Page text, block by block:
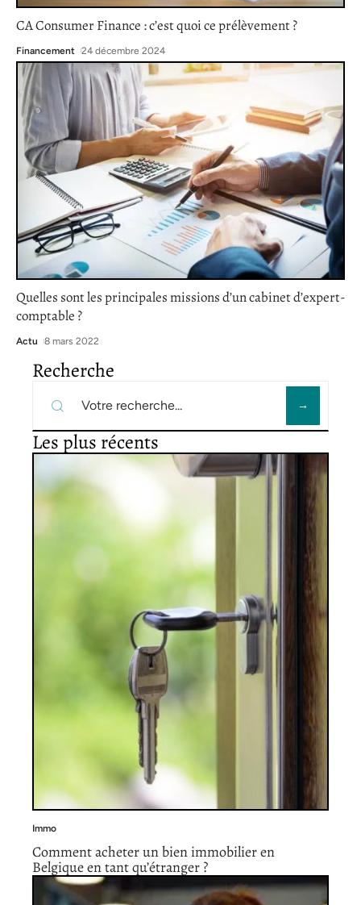
CA Consumer Finance : c’est quoi ce prélèvement ?
Financement 24 décembre 2024
Quelles sont les principales missions d’un cabinet d’expert-
comptable ?
Actu 8 mars 2022
Recherche
Les plus récents
Immo
Comment acheter un bien immobilier en
Belgique en tant qu’étranger ?